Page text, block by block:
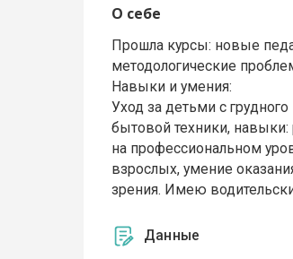
О себе
Прошла курсы: новые
методологические
Навыки и умения:
Уход за детьми с
бытовой техники, навыки:
на профессиональном
взрослых, умение
зрения. Имею
Данные